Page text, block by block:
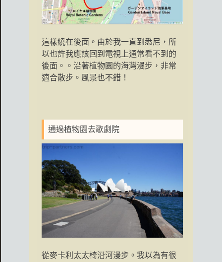
這樣繞在後面。由於我一直到悉尼，所
以也許我應該回到電視上通常看不到的
後面。。沿著植物園的海灣漫步，非常
適合散步。風景也不錯！
通過植物園去歌劇院
從麥卡利太太椅沿河漫步。我以為有很